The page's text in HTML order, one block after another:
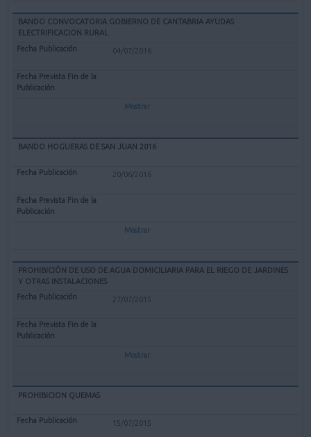
BANDO CONVOCATORIA GOBIERNO DE CANTABRIA AYUDAS
ELECTRIFICACION RURAL
04/07/2016
Mostrar
BANDO HOGUERAS DE SAN JUAN 2016
20/06/2016
Mostrar
PROHIBICIÓN DE USO DE AGUA DOMICILIARIA PARA EL RIEGO DE JARDINES
Y OTRAS INSTALACIONES
27/07/2015
Mostrar
PROHIBICION QUEMAS
15/07/2015